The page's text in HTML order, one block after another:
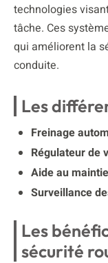
technologies
tâche. Ces
qui améliorent la
conduite.
Les
Freinage
Régulateur de
Aide au
Surveillance
Les
sécurité